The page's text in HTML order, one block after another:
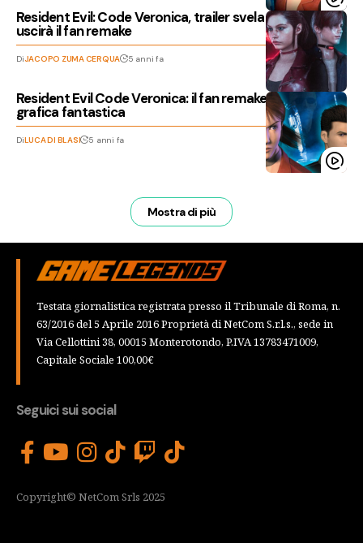
Resident Evil: Code Veronica, trailer svela quando
uscirà il fan remake
DiJACOPO ZUMA CERQUA 5 anni fa
Resident Evil Code Veronica: il fan remake ha una
grafica fantastica
DiLUCA DI BLASI 5 anni fa
Mostra di più
Testata giornalistica registrata presso il Tribunale di Roma, n.
63/2016 del 5 Aprile 2016 Proprietà di NetCom S.r.l.s., sede in
Via Cellottini 38, 00015 Monterotondo, P.IVA 13783471009,
Capitale Sociale 100,00€
Seguici sui social
Copyright© NetCom Srls 2025